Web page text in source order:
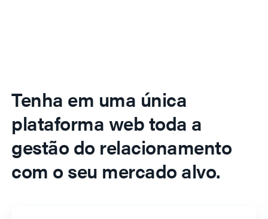
Tenha em uma única
plataforma web toda a
gestão do relacionamento
com o seu mercado alvo.